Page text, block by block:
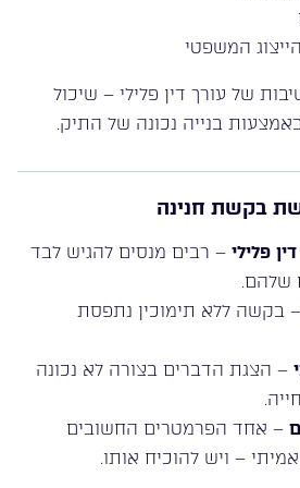
המשפטי
של עורך דין פלילי – שיכול
בנייה נכונה של התיק.
בקשת חנינה
פלילי – רבים מנסים להגיש לבד
שלהם.
– בקשה ללא תימוכין נתפסת
– הצגת הדברים בצורה לא נכונה
– אחד הפרמטרים החשובים
– ויש להוכיח אותו.